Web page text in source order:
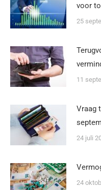
voor
25
11
Vraag
24 juli
24